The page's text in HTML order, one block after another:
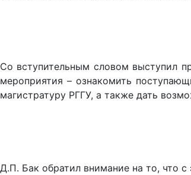
Со вступительным словом выступил
мероприятия – ознакомить
магистратуру РГГУ, а также дать
Д.П. Бак обратил внимание на то, что